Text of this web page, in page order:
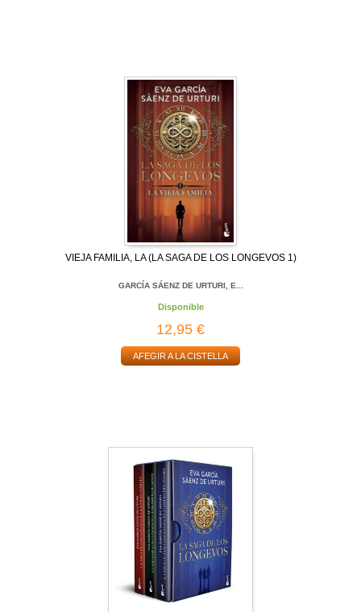
VIEJA FAMILIA, LA (LA SAGA DE LOS LONGEVOS 1)
GARCÍA SÁENZ DE URTURI, E...
Disponible
12,95 €
AFEGIR A LA CISTELLA